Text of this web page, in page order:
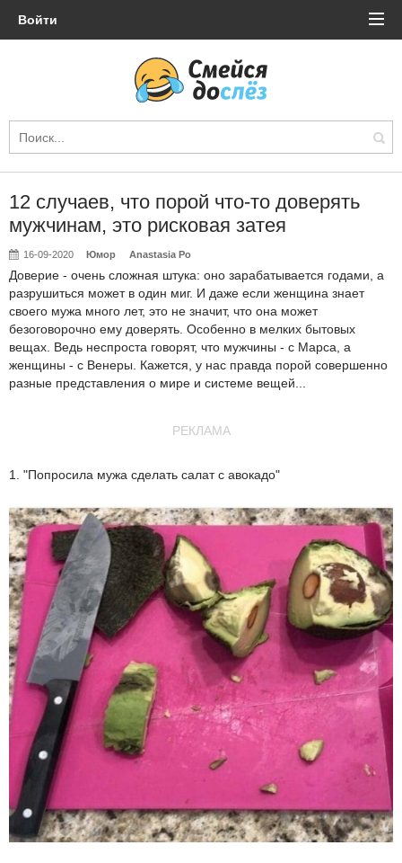
Войти
12 случаев, что порой что-то доверять
мужчинам, это рисковая затея
16-09-2020 Юмор Anastasia Po
Доверие - очень сложная штука: оно зарабатывается годами, а
разрушиться может в один миг. И даже если женщина знает
своего мужа много лет, это не значит, что она может
безоговорочно ему доверять. Особенно в мелких бытовых
вещах. Ведь неспроста говорят, что мужчины - с Марса, а
женщины - с Венеры. Кажется, у нас правда порой совершенно
разные представления о мире и системе вещей...
РЕКЛАМА
1. "Попросила мужа сделать салат с авокадо"